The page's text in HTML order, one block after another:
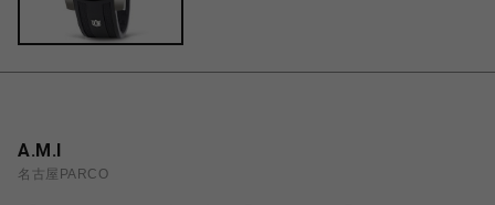
A.M.I
名古屋PARCO